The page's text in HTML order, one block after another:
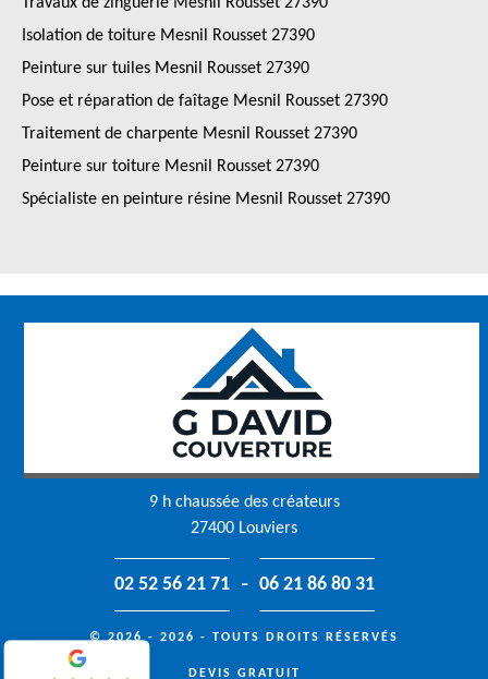
Isolation de toiture Mesnil Rousset 27390
Peinture sur tuiles Mesnil Rousset 27390
Pose et réparation de faîtage Mesnil Rousset 27390
Traitement de charpente Mesnil Rousset 27390
Peinture sur toiture Mesnil Rousset 27390
Spécialiste en peinture résine Mesnil Rousset 27390
9 h chaussée des créateurs
27400 Louviers
02 52 56 21 71 - 06 21 86 80 31
© 2026 - 2026 - TOUTS DROITS RÉSERVÉS
DEVIS GRATUIT